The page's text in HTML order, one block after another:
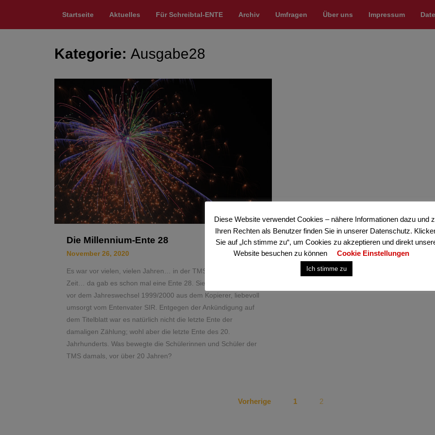
Startseite Aktuelles Für Schreibtal-ENTE Archiv Umfragen Über uns Impressum
Kategorie: Ausgabe28
Die Millennium-Ente 28
November 26, 2020
Es war vor vielen, vielen Jahren… in der TMS einer anderen
Zeit… da gab es schon mal eine Ente 28. Sie schlüpfte kurz
vor dem Jahreswechsel 1999/2000 aus dem Kopierer, liebevoll
umsorgt vom Entenvater SIR. Entgegen der Ankündigung auf
dem Titelblatt war es natürlich nicht die letzte Ente der
damaligen Zählung; wohl aber die letzte Ente des 20.
Jahrhunderts. Was bewegte die Schülerinnen und Schüler der
TMS damals, vor über 20 Jahren?
Vorherige 1 2
Diese Website verwendet Cookies – nähere Informationen dazu und
Ihren Rechten als Benutzer finden Sie in unserer Datenschutz.
Sie auf „Ich stimme zu“, um Cookies zu akzeptieren und direkt
Website besuchen zu können
Cookie Einstellungen
Ich stimme zu